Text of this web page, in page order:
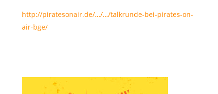
http://piratesonair.de/…/…/talkrunde-bei-pirates-on-
air-bge/